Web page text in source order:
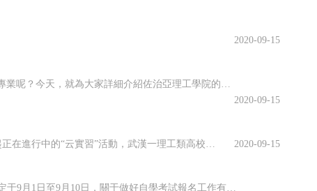
2020-09-15
2020-09-15
2020-09-15